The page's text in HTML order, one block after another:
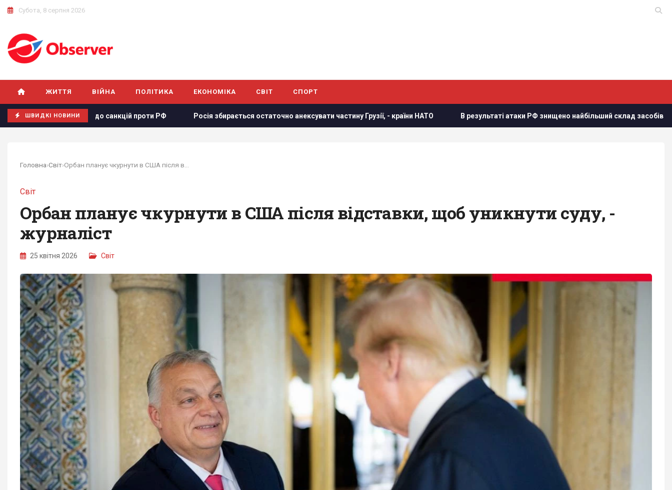
Субота, 8 серпня 2026
ЖИТТЯ ВІЙНА ПОЛІТИКА ЕКОНОМІКА СВІТ СПОРТ
ШВИДКІ НОВИНИ
щодо санкцій проти РФ Росія збирається остаточно анексувати частину Грузії, - країни НАТО В результаті атаки РФ знищено найбільший склад засобів індивідуального
Головна›Світ›
Світ
Орбан планує чкурнути в США після відставки, щоб уникнути суду, -
журналіст
25 квітня 2026 Світ